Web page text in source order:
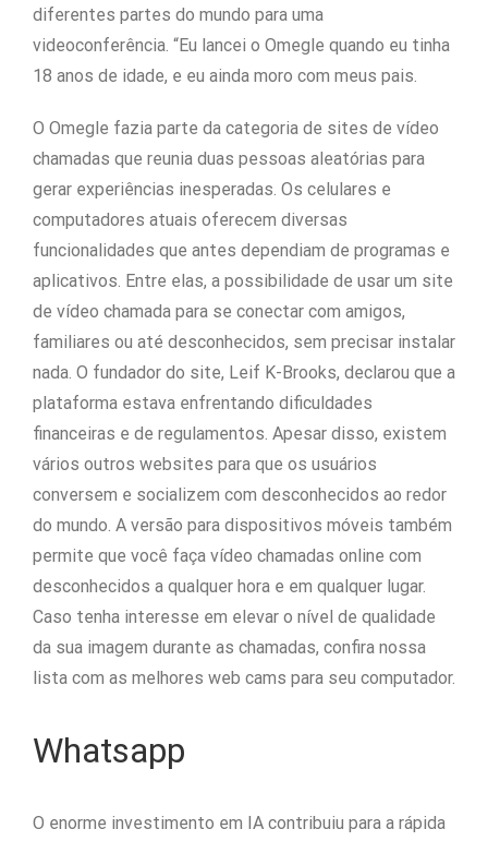
diferentes partes do mundo para uma
videoconferência. “Eu lancei o Omegle quando eu tinha
18 anos de idade, e eu ainda moro com meus pais.
O Omegle fazia parte da categoria de sites de vídeo
chamadas que reunia duas pessoas aleatórias para
gerar experiências inesperadas. Os celulares e
computadores atuais oferecem diversas
funcionalidades que antes dependiam de programas e
aplicativos. Entre elas, a possibilidade de usar um site
de vídeo chamada para se conectar com amigos,
familiares ou até desconhecidos, sem precisar instalar
nada. O fundador do site, Leif K-Brooks, declarou que a
plataforma estava enfrentando dificuldades
financeiras e de regulamentos. Apesar disso, existem
vários outros websites para que os usuários
conversem e socializem com desconhecidos ao redor
do mundo. A versão para dispositivos móveis também
permite que você faça vídeo chamadas online com
desconhecidos a qualquer hora e em qualquer lugar.
Caso tenha interesse em elevar o nível de qualidade
da sua imagem durante as chamadas, confira nossa
lista com as melhores web cams para seu computador.
Whatsapp
O enorme investimento em IA contribuiu para a rápida